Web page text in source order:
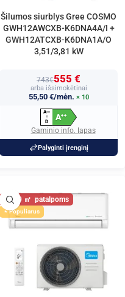
Šilumos siurblys Gree COSMO
GWH12AWCXB-K6DNA4A/I +
GWH12ATCXB-K6DNA1A/O
3,51/3,81 kW
743€555 €
arba išsimokėtinai
55,50 €/mėn. × 10
A+++
↑
D
A++
Gaminio info. lapas
Palyginti įrenginį
40
Populiarus